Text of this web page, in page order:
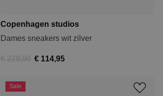
Copenhagen studios
Dames sneakers wit zilver
€ 229,90 € 114,95
Sale